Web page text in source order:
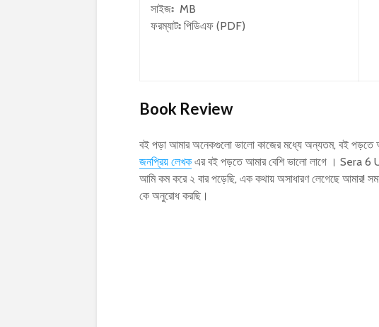
সাইজঃ MB
ফরম্যাটঃ পিডিএফ (PDF)
Book Review
বই পড়া আমার অনেকগুলো ভালো কাজের মধ্যে অন্যতম, বই পড়তে
জনপ্রিয় লেখক এর বই পড়তে আমার বেশি ভালো লাগে । Sera 6
আমি কম করে ২ বার পড়েছি, এক কথায় অসাধারণ লেগেছে আমার!
কে অনুরোধ করছি।